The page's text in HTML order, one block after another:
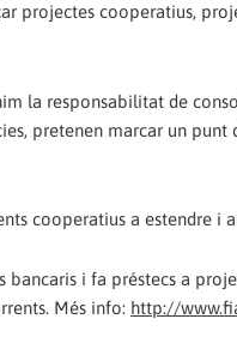
projectes cooperatius,
la responsabilitat de
pretenen marcar un punt
cooperatius a estendre i
i fa préstecs a
Més info: http://